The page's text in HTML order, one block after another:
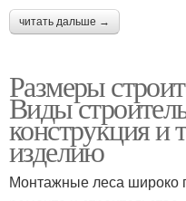
читать дальше →
Размеры
Виды
конструкция и
изделию
Монтажные леса широко